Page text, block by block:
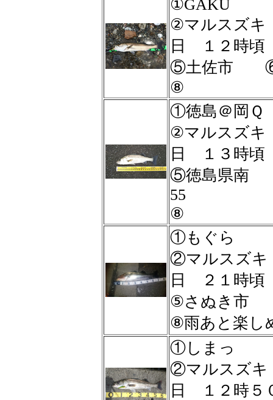
①GAKU
②マルスズ
日 １２時
⑤土佐市
⑧
①徳島＠岡Ｑ
②マルスズ
日 １３時
⑤徳島県南
55
⑧
①もぐら
②マルスズ
日 ２１時
⑤さぬき市
⑧雨あと楽し
①しまっ
②マルスズ
日 １２時